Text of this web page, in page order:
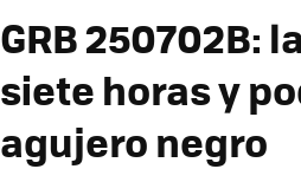
GRB 250702B:
siete horas y
agujero negro